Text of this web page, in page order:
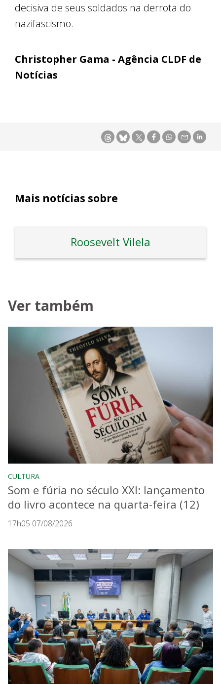
decisiva de seus soldados na derrota do
nazifascismo.
Christopher Gama - Agência CLDF de
Notícias
Mais notícias sobre
Roosevelt Vilela
Ver também
CULTURA
Som e fúria no século XXI: lançamento
do livro acontece na quarta-feira (12)
17h05 07/08/2026